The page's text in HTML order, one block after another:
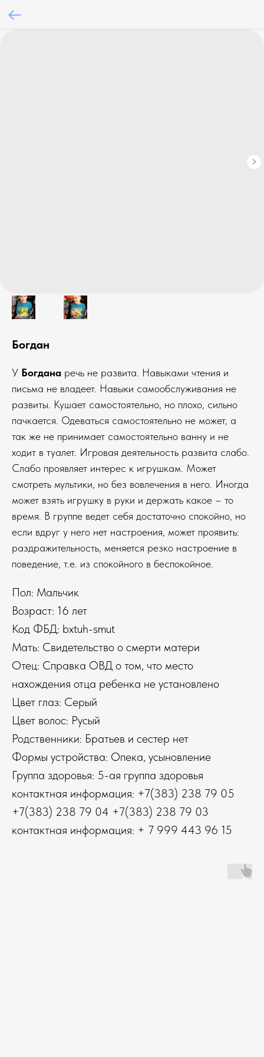
Богдан
У Богдана речь не развита. Навыками чтения и
письма не владеет. Навыки самообслуживания не
развиты. Кушает самостоятельно, но плохо, сильно
пачкается. Одеваться самостоятельно не может, а
так же не принимает самостоятельно ванну и не
ходит в туалет. Игровая деятельность развита слабо.
Слабо проявляет интерес к игрушкам. Может
смотреть мультики, но без вовлечения в него. Иногда
может взять игрушку в руки и держать какое – то
время. В группе ведет себя достаточно спокойно, но
если вдруг у него нет настроения, может проявить:
раздражительность, меняется резко настроение в
поведение, т.е. из спокойного в беспокойное.
Пол: Мальчик
Возраст: 16 лет
Код ФБД: bxtuh-smut
Мать: Свидетельство о смерти матери
Отец: Справка ОВД о том, что место
нахождения отца ребенка не установлено
Цвет глаз: Серый
Цвет волос: Русый
Родственники: Братьев и сестер нет
Формы устройства: Опека, усыновление
Группа здоровья: 5-ая группа здоровья
контактная информация: +7(383) 238 79 05
+7(383) 238 79 04 +7(383) 238 79 03
контактная информация: + 7 999 443 96 15